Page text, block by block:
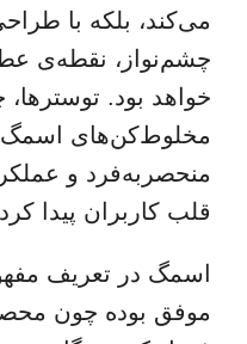
می‌کند، بلکه با
چشم‌نواز، نقطه‌ی
خواهد بود.
مخلوط‌کن‌های اسمگ
منحصربه‌فرد و عملکرد
قلب کاربران پیدا
اسمگ در تعریف
موفق بوده چون